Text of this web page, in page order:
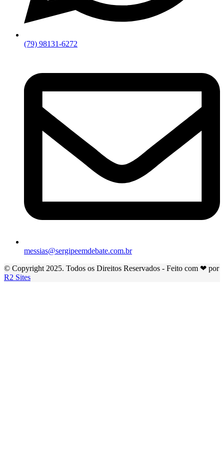
(79) 98131-6272
messias@sergipeemdebate.com.br
© Copyright 2025. Todos os Direitos Reservados - Feito com ❤ por
R2 Sites